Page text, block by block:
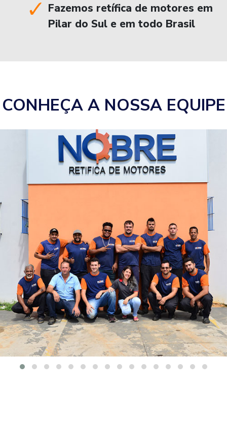
Fazemos retífica de motores em
Pilar do Sul e em todo Brasil
CONHEÇA A NOSSA EQUIPE